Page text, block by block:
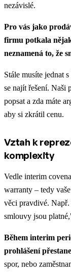
nezávislé.
Pro vás jako
firmu potkala
neznamená to, že
Stále musíte jednat
se najít řešení. Naši
popsat a zda máte
aby si zkrátil cenu.
Vztah k
komplexity
Vedle interim
warranty – tedy
věci pravdivé.
smlouvy jsou
Během interim
prohlášení
spor, nebo